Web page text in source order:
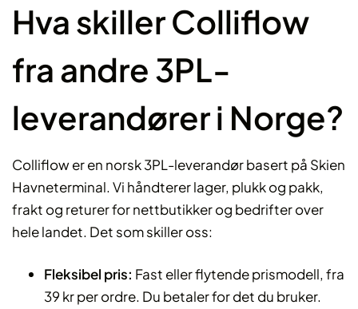
Hva skiller Colliflow
fra andre 3PL-
leverandører i Norge?
Colliflow er en norsk 3PL-leverandør basert på Skien
Havneterminal. Vi håndterer lager, plukk og pakk,
frakt og returer for nettbutikker og bedrifter over
hele landet. Det som skiller oss:
Fleksibel pris: Fast eller flytende prismodell, fra
39 kr per ordre. Du betaler for det du bruker.